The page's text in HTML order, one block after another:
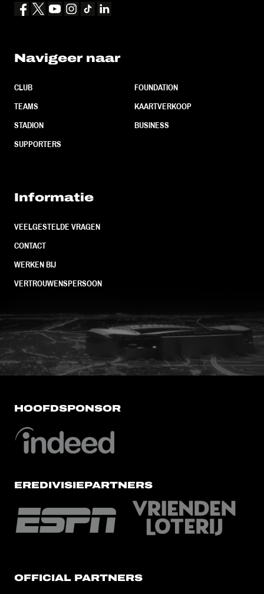
Navigeer naar
CLUB
TEAMS
STADION
SUPPORTERS
FOUNDATION
KAARTVERKOOP
BUSINESS
Informatie
VEELGESTELDE VRAGEN
CONTACT
WERKEN BIJ
VERTROUWENSPERSOON
FC Utrecht<br>vanuit<br>het
HOOFDSPONSOR
EREDIVISIEPARTNERS
OFFICIAL PARTNERS